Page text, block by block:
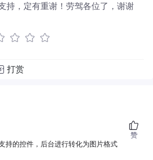
持，定有重谢！劳驾各位了，谢谢
打赏
持的控件，后台进行转化为图片格式
赞